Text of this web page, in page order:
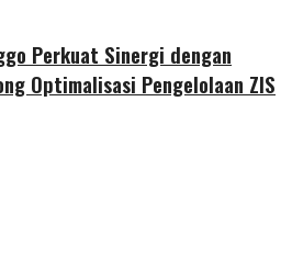
Perkuat Sinergi dengan
Optimalisasi Pengelolaan ZIS